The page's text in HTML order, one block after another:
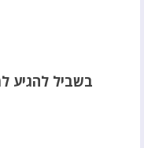
בשביל להגיע